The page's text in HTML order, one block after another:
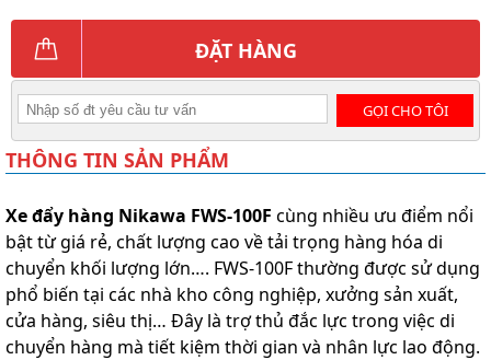
ĐẶT HÀNG
GỌI CHO TÔI
THÔNG TIN SẢN PHẨM
Xe đẩy hàng Nikawa FWS-100F cùng nhiều ưu điểm nổi
bật từ giá rẻ, chất lượng cao về tải trọng hàng hóa di
chuyển khối lượng lớn…. FWS-100F thường được sử dụng
phổ biến tại các nhà kho công nghiệp, xưởng sản xuất,
cửa hàng, siêu thị… Đây là trợ thủ đắc lực trong việc di
chuyển hàng mà tiết kiệm thời gian và nhân lực lao động.